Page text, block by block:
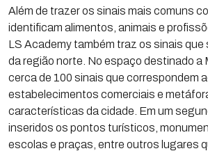
Além de trazer os sinais mais comuns
identificam alimentos, animais e
LS Academy também traz os sinais
da região norte. No espaço destinado a
cerca de 100 sinais que correspondem
estabelecimentos comerciais e
características da cidade. Em um
inseridos os pontos turísticos,
escolas e praças, entre outros lugares